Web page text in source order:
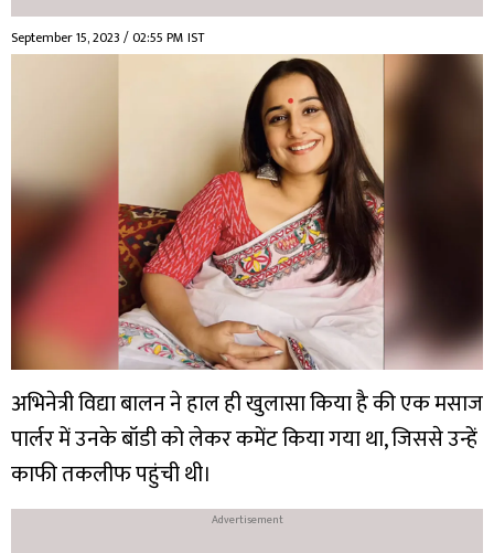
September 15, 2023 / 02:55 PM IST
अभिनेत्री विद्या बालन ने हाल ही खुलासा किया है की एक मसाज
पार्लर में उनके बॉडी को लेकर कमेंट किया गया था, जिससे उन्हें
काफी तकलीफ पहुंची थी।